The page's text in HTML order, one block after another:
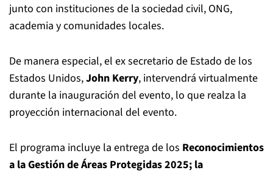
junto con instituciones de la sociedad civil, ONG,
academia y comunidades locales.
De manera especial, el ex secretario de Estado de los
Estados Unidos,John Kerry, intervendrá virtualmente
durante la inauguración del evento, lo que realza la
proyección internacional del evento.
El programa incluye la entrega de los Reconocimientos
a la Gestión de Áreas Protegidas 2025; la